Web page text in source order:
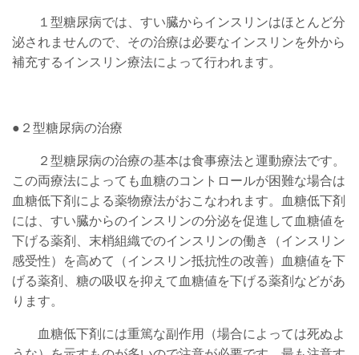
１型糖尿病では、すい臓からインスリンはほとんど分
泌されませんので、その治療は必要なインスリンを外から
補充するインスリン療法によって行われます。
●２型糖尿病の治療
２型糖尿病の治療の基本は食事療法と運動療法です。
この両療法によっても血糖のコントロールが困難な場合は
血糖低下剤による薬物療法がおこなわれます。血糖低下剤
には、すい臓からのインスリンの分泌を促進して血糖値を
下げる薬剤、末梢組織でのインスリンの働き（インスリン
感受性）を高めて（インスリン抵抗性の改善）血糖値を下
げる薬剤、糖の吸収を抑えて血糖値を下げる薬剤などがあ
ります。
血糖低下剤には重篤な副作用（場合によっては死ぬよ